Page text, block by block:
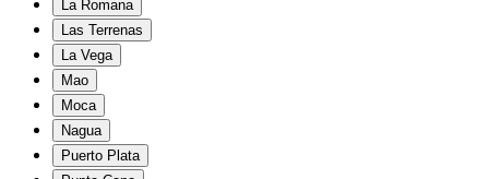
La Romana
Las Terrenas
La Vega
Mao
Moca
Nagua
Puerto Plata